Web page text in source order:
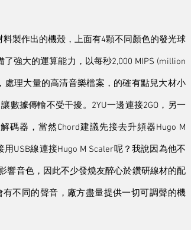
製作出的機殼，上面有4顆不同顏色的發光球
強大的運算能力，以每秒2,000 MIPS (million
處理大量的高清音樂檔案，的確有點兒大材小
數據傳輸不受干擾。2YU一邊連接2GO，另一
碼器，當然Chord建議先接去升頻器Hugo M
USB線連接Hugo M Scaler呢？我說因為他不
響音色，因此不少發燒友醉心於鑽研線材的配
不同的聲音，廠方盡量提供一切可調聲的機